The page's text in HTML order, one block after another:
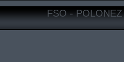
FSO -